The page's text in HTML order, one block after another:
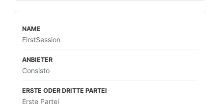
FirstSession
Consisto
Erste Partei